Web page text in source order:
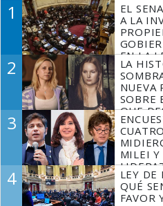
1
EL
A LA
EN LA
FUEGO
2
LA
NUEVA
SOBRE
QUE
MARIDO
3
MILEI Y
4
LEY DE
QUÉ
FAVOR